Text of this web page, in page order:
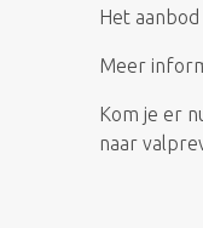
Het
Meer
Kom je er
naar